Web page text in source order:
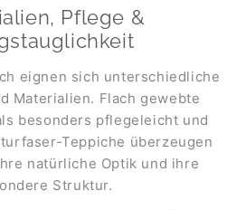
Pflege &
eignen sich unterschiedliche
Materialien. Flach gewebte
besonders pflegeleicht und
Teppiche überzeugen
natürliche Optik und ihre
Struktur.